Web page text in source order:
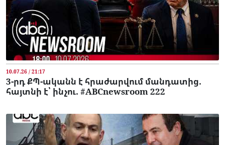
10.07.26 / 21:17
3-րդ ՔՊ-ականն է հրաժարվում մանդատից.
հայտնի է՝ ինչու. #ABCnewsroom 222